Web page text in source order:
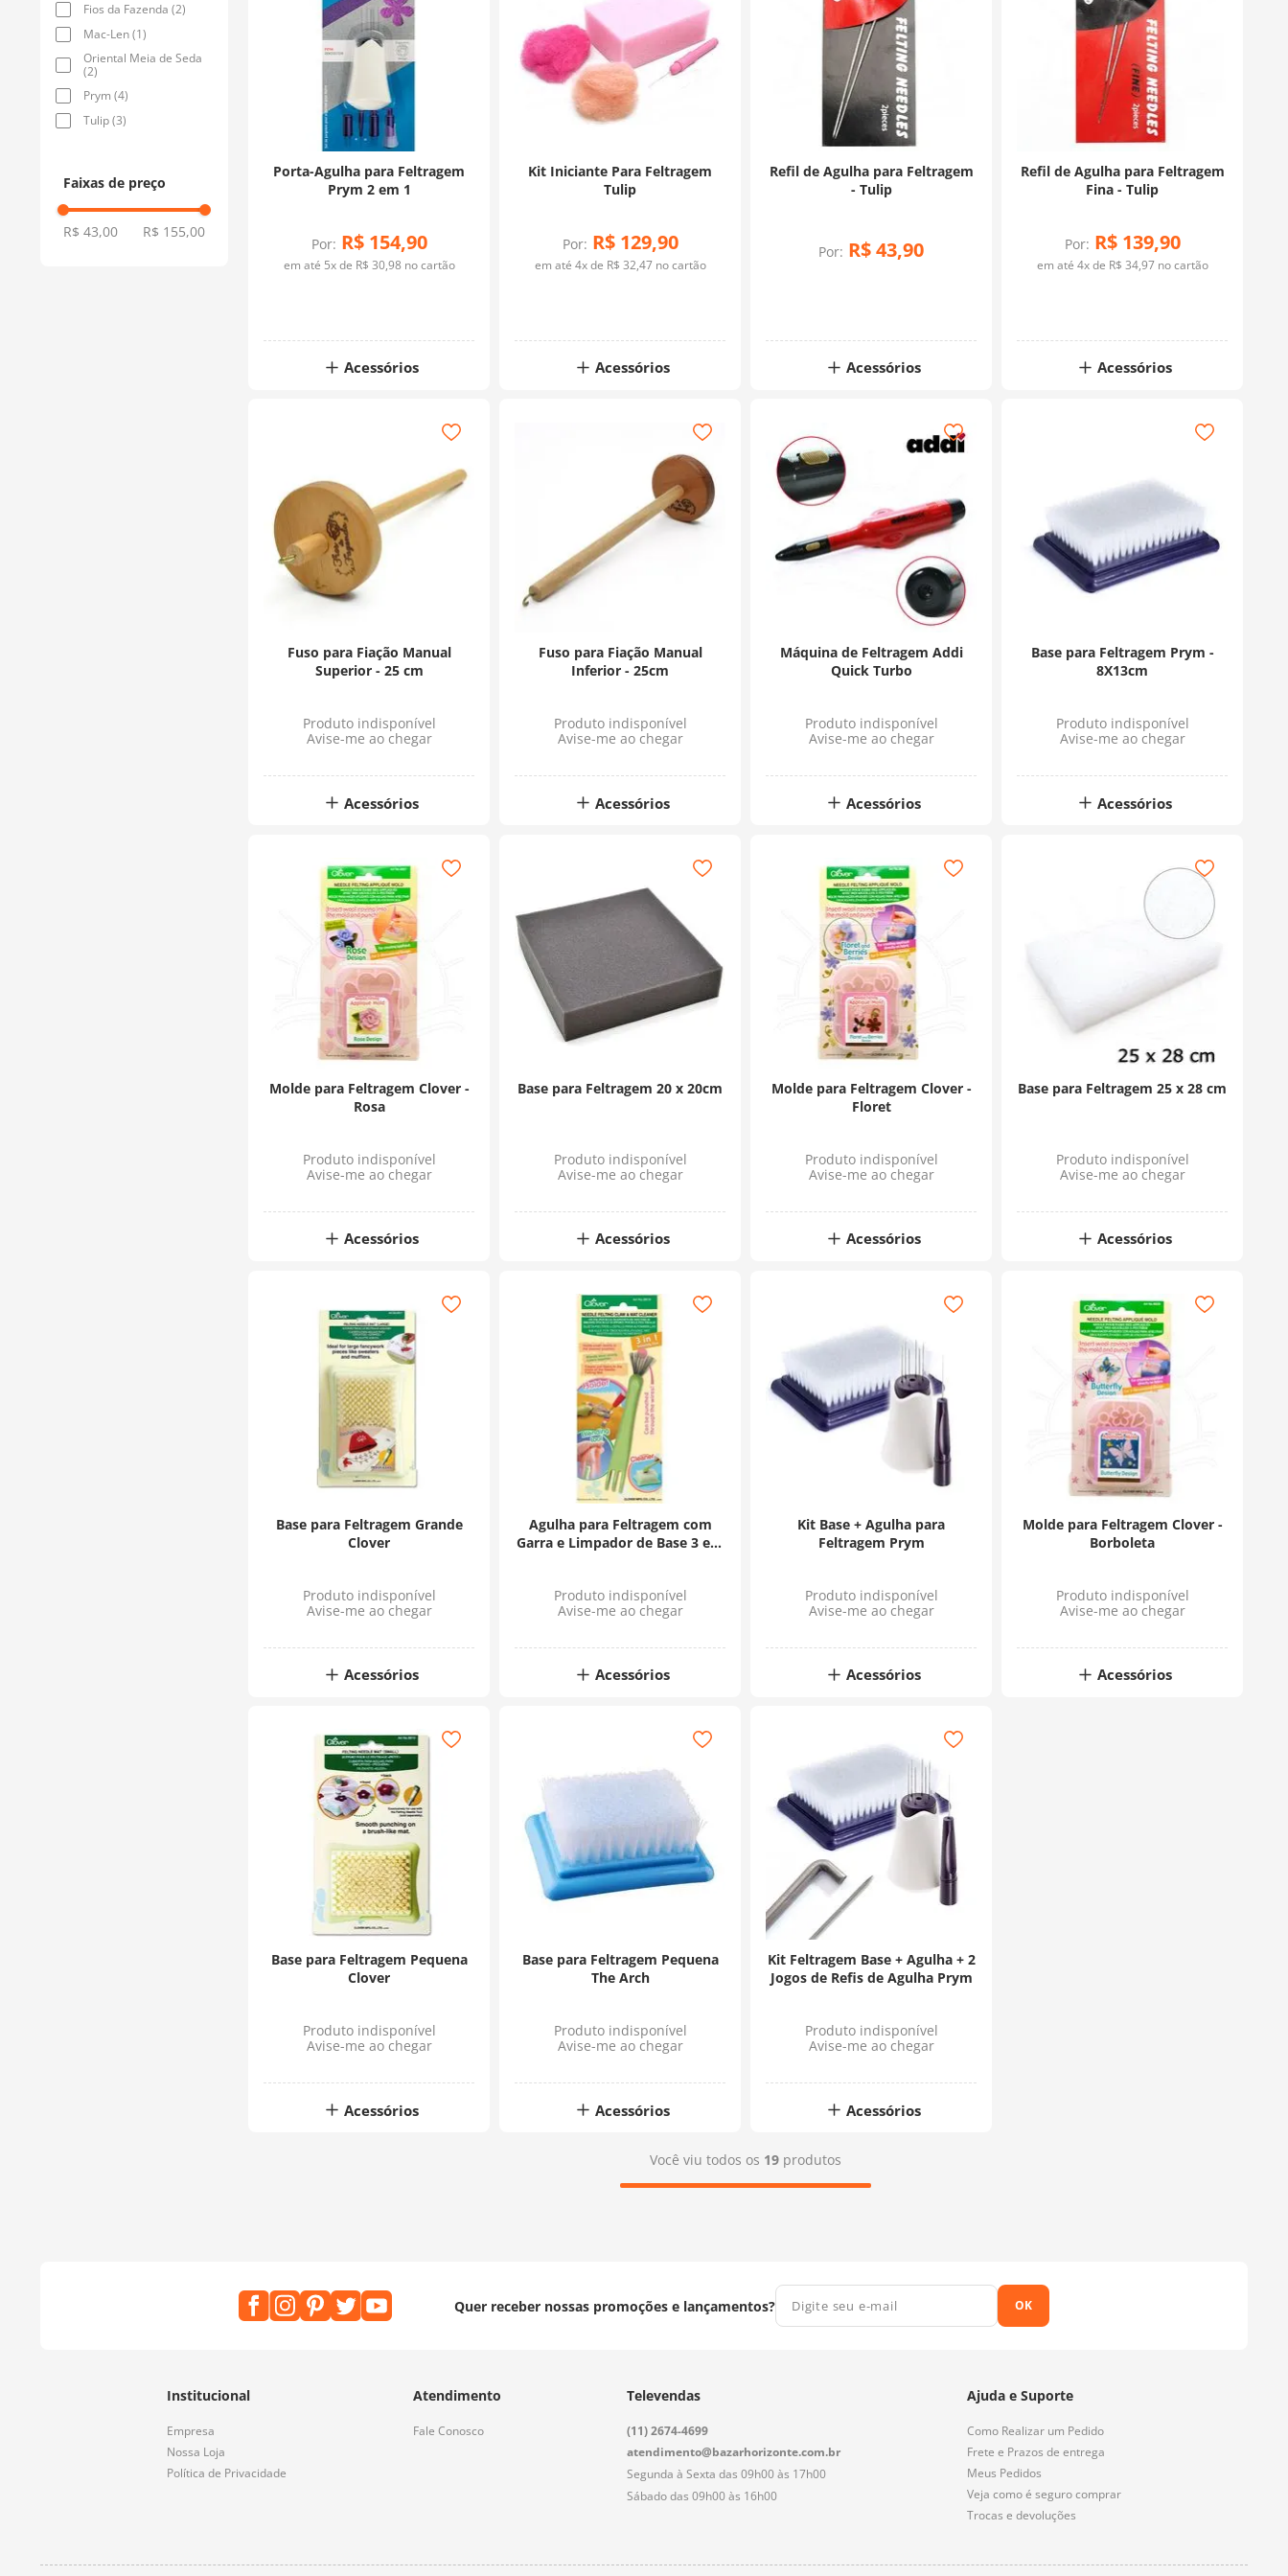
Fios da Fazenda (2)
Mac-Len(1)
Oriental Meia de Seda
(2)
Prym (4)
Tulip(3)
Faixas de preço
R$ 43,00 R$ 155,00
Porta-Agulha para Feltragem
Prym 2 em 1
Por: R$ 154,90
em até 5x de R$ 30,98no cartão
Acessórios
Kit Iniciante Para Feltragem
Tulip
Por: R$ 129,90
em até 4x de R$ 32,47no cartão
Acessórios
Refil de Agulha para Feltragem
- Tulip
Por: R$43,90
Acessórios
Refil de Agulha para Feltragem
Fina - Tulip
Por: R$ 139,90
em até 4x de R$ 34,97no cartão
Acessórios
Fuso para Fiação Manual
Superior - 25 cm
Produto indisponível
Avise-me ao chegar
Acessórios
Fuso para Fiação Manual
Inferior - 25cm
Produto indisponível
Avise-me ao chegar
Acessórios
Máquina de Feltragem Addi
Quick Turbo
Produto indisponível
Avise-me ao chegar
Acessórios
Base para Feltragem Prym -
8X13cm
Produto indisponível
Avise-me ao chegar
Acessórios
Molde para Feltragem Clover -
Rosa
Produto indisponível
Avise-me ao chegar
Acessórios
Base para Feltragem 20 x 20cm
Produto indisponível
Avise-me ao chegar
Acessórios
Molde para Feltragem Clover -
Floret
Produto indisponível
Avise-me ao chegar
Acessórios
Base para Feltragem 25 x 28 cm
Produto indisponível
Avise-me ao chegar
Acessórios
Base para Feltragem Grande
Clover
Produto indisponível
Avise-me ao chegar
Acessórios
Agulha para Feltragem com
Garra e Limpador de Base 3 em
Produto indisponível
Avise-me ao chegar
Acessórios
Kit Base + Agulha para
Feltragem Prym
Produto indisponível
Avise-me ao chegar
Acessórios
Molde para Feltragem Clover -
Borboleta
Produto indisponível
Avise-me ao chegar
Acessórios
Base para Feltragem Pequena
Clover
Produto indisponível
Avise-me ao chegar
Acessórios
Base para Feltragem Pequena
The Arch
Produto indisponível
Avise-me ao chegar
Acessórios
Kit Feltragem Base + Agulha + 2
Jogos de Refis de Agulha Prym
Produto indisponível
Avise-me ao chegar
Acessórios
Você viu todos os 19 produtos
Quer receber nossas promoções e lançamentos? OK
Institucional
Empresa
Nossa Loja
Política de Privacidade
Atendimento
Fale Conosco
Televendas
(11) 2674-4699
atendimento@bazarhorizonte.com.br
Segunda à Sexta das 09h00 às 17h00
Sábado das 09h00 às 16h00
Ajuda e Suporte
Como Realizar um Pedido
Frete e Prazos de entrega
Meus Pedidos
Veja como é seguro comprar
Trocas e devoluções